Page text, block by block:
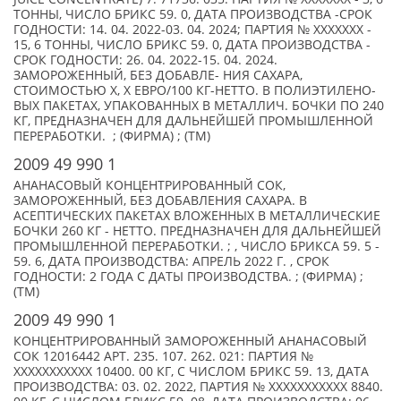
ТОННЫ, ЧИСЛО БРИКС 59. 0, ДАТА ПРОИЗВОДСТВА -СРОК
ГОДНОСТИ: 14. 04. 2022-03. 04. 2024; ПАРТИЯ № XXXXXXX -
15, 6 ТОННЫ, ЧИСЛО БРИКС 59. 0, ДАТА ПРОИЗВОДСТВА -
СРОК ГОДНОСТИ: 26. 04. 2022-15. 04. 2024.
ЗАМОРОЖЕННЫЙ, БЕЗ ДОБАВЛЕ- НИЯ САХАРА,
СТОИМОСТЬЮ X, X ЕВРО/100 КГ-НЕТТО. В ПОЛИЭТИЛЕНО-
ВЫХ ПАКЕТАХ, УПАКОВАННЫХ В МЕТАЛЛИЧ. БОЧКИ ПО 240
КГ, ПРЕДНАЗНАЧЕН ДЛЯ ДАЛЬНЕЙШЕЙ ПРОМЫШЛЕННОЙ
ПЕРЕРАБОТКИ. ; (ФИРМА) ; (TM)
2009 49 990 1
АНАНАСОВЫЙ КОНЦЕНТРИРОВАННЫЙ СОК,
ЗАМОРОЖЕННЫЙ, БЕЗ ДОБАВЛЕНИЯ САХАРА. В
АСЕПТИЧЕСКИХ ПАКЕТАХ ВЛОЖЕННЫХ В МЕТАЛЛИЧЕСКИЕ
БОЧКИ 260 КГ - НЕТТО. ПРЕДНАЗНАЧЕН ДЛЯ ДАЛЬНЕЙШЕЙ
ПРОМЫШЛЕННОЙ ПЕРЕРАБОТКИ. ; , ЧИСЛО БРИКСА 59. 5 -
59. 6, ДАТА ПРОИЗВОДСТВА: АПРЕЛЬ 2022 Г. , СРОК
ГОДНОСТИ: 2 ГОДА С ДАТЫ ПРОИЗВОДСТВА. ; (ФИРМА) ;
(TM)
2009 49 990 1
КОНЦЕНТРИРОВАННЫЙ ЗАМОРОЖЕННЫЙ АНАНАСОВЫЙ
СОК 12016442 АРТ. 235. 107. 262. 021: ПАРТИЯ №
XXXXXXXXXXX 10400. 00 КГ, С ЧИСЛОМ БРИКС 59. 13, ДАТА
ПРОИЗВОДСТВА: 03. 02. 2022, ПАРТИЯ № XXXXXXXXXXX 8840.